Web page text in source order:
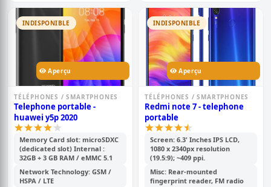
INDISPONIBLE
Aperçu
TÉLÉPHONES / SMARTPHONES
Telephone portable -
huawei y5p 2020
Memory Card slot: microSDXC
(dedicated slot) Internal :
32GB + 3 GB RAM / eMMC 5.1
Network Technology: GSM /
HSPA / LTE
INDISPONIBLE
Aperçu
TÉLÉPHONES / SMARTPHONES
Redmi note 7 - telephone
portable
Screen: 6.3' Inches IPS LCD,
1080 x 2340px resolution
(19.5:9); ~409 ppi.
Misc: Rear-mounted
fingerprint reader, FM radio